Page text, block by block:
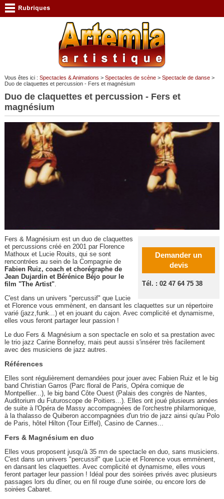
Vous êtes ici : Spectacles & Animations > Spectacles de scène> Spectacle de danse>
Duo de claquettes et percussion - Fers et magnésium
Duo de claquettes et percussion - Fers et
magnésium
Demander un
devis
Tél. : 02 47 64 75 38
Fers & Magnésium est un duo de claquettes
et percussions créé en 2001 par Florence
Mathoux et Lucie Rouits, qui se sont
rencontrées au sein de la Compagnie de
Fabien Ruiz, coach et chorégraphe de
Jean Dujardin et Bérénice Béjo pour le
film "The Artist".
C'est dans un univers "percussif" que Lucie
et Florence vous emmènent, en dansant les claquettes sur un répertoire
varié (jazz,funk...) et en jouant du cajon. Avec complicité et dynamisme,
elles vous feront partager leur passion !
Le duo Fers & Magnésium a son spectacle en solo et sa prestation avec
le trio jazz Carine Bonnefoy, mais peut aussi s'insérer très facilement
avec des musiciens de jazz autres.
Références
Elles sont régulièrement demandées pour jouer avec Fabien Ruiz et le big
band Christian Garros (Parc floral de Paris, Opéra comique de
Montpellier...), le big band Côte Ouest (Palais des congrès de Nantes,
Auditorium du Futuroscope de Poitiers...). Elles ont joué plusieurs années
de suite à l'Opéra de Massy accompagnées de l'orchestre philarmonique,
à la thalasso de Quiberon accompagnées d'un trio de jazz ainsi qu'au Polo
de Paris, hôtel Hilton (Tour Eiffel), Casino de Cannes...
Fers & Magnésium en duo
Elles vous proposent jusqu'à 35 mn de spectacle en duo, sans musiciens.
C'est dans un univers "percussif" que Lucie et Florence vous emmènent,
en dansant les claquettes. Avec complicité et dynamisme, elles vous
feront partager leur passion ! Idéal pour des soirées privés avec plusieurs
passages lors du dîner, ou en fil rouge d'une soirée, ou encore lors de
soirées Cabaret.